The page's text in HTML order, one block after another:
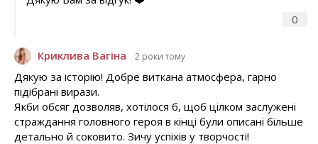
0
Криклива Вагіна 2 роки тому
Дякую за історію! Добре виткана атмосфера, гарно
підібрані вирази.
Якби обсяг дозволяв, хотілося б, щоб цілком заслужені
страждання головного героя в кінці були описані більше
детально й соковито. Зичу успіхів у творчості!